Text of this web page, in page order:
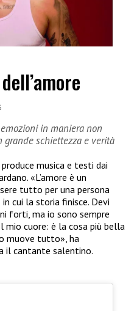
in maniera non
grande schiettezza e verità
musica e testi dai
«L’amore è un
tutto per una persona
cui la storia finisce. Devi
forti, ma io sono sempre
mio cuore: è la cosa più bella
muove tutto», ha
il cantante salentino.